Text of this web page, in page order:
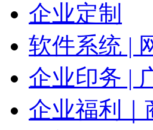
企业定制
软件系统 |
企业印务 |
企业福利｜